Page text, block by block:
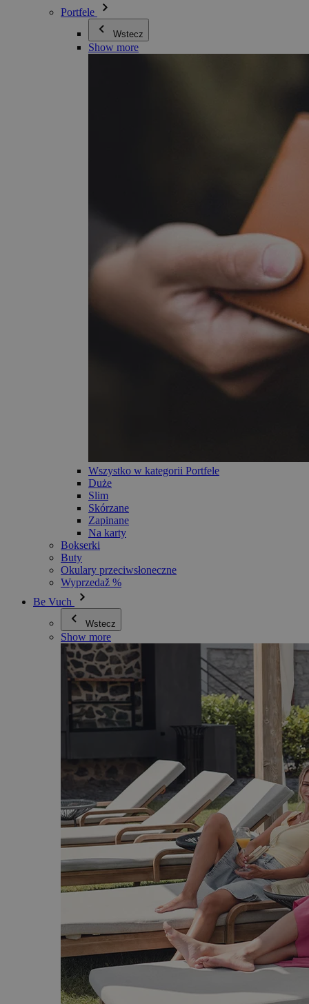
Portfele
Wstecz
Show more
Wszystko w kategorii Portfele
Duże
Slim
Skórzane
Zapinane
Na karty
Bokserki
Buty
Okulary przeciwsłoneczne
Wyprzedaž %
Be Vuch
Wstecz
Show more